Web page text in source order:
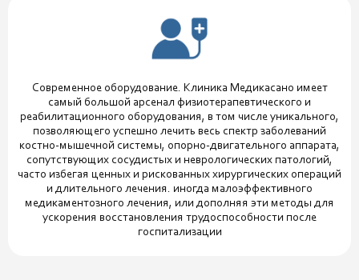
Современное оборудование. Клиника Медикасано имеет
самый большой арсенал физиотерапевтического и
реабилитационного оборудования, в том числе уникального,
позволяющего успешно лечить весь спектр заболеваний
костно-мышечной системы, опорно-двигательного аппарата,
сопутствующих сосудистых и неврологических патологий,
часто избегая ценных и рискованных хирургических операций
и длительного лечения. иногда малоэффективного
медикаментозного лечения, или дополняя эти методы для
ускорения восстановления трудоспособности после
госпитализации